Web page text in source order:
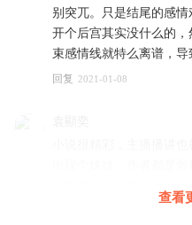
别突兀。只是结尾的感
开个后宫其实没什么的
束感情线就特么离谱，导
回复 2021-01-08
出现个妹妹，作者都是
蛮好。写死继母，就为
查看